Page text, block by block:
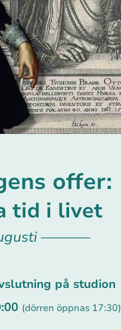
offer:
tid i livet
–––––––
på studion
(dörren öppnas 17:30)